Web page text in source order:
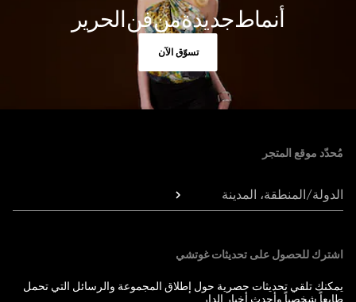
أنماط جديدة من فن الحرير
تسوّق الآن
مُحدّد موقع المتجر
الدولة/المنطقة، المدينة
اشترك للحصول على تحديثات غوتشي
يمكنك تلقي تحديثات حصرية حول إطلاق المجموعة والرسائل التي تحمل
طابعاً شخصياً وأحدث أخبار الدار.